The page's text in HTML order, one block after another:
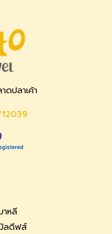
ดปลาเค้า
12039
าหลี
ลดีฟส์